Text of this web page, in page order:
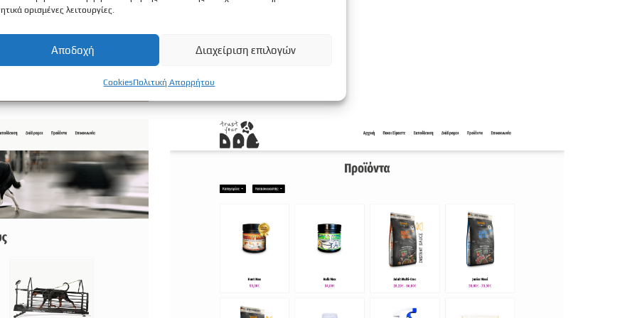
ορισμένες λειτουργίες.
Αποδοχή Διαχείριση επιλογών
CookiesΠολιτική Απορρήτου